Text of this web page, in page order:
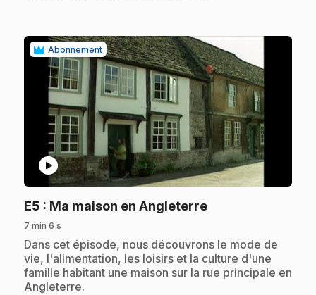
Abonnement
play_circle
E5 : Ma maison en Angleterre.
7 min 6 s
.Dans cet épisode, nous découvrons le mode de
vie, l'alimentation, les loisirs et la culture d'une
famille habitant une maison sur la rue principale en
Angleterre.